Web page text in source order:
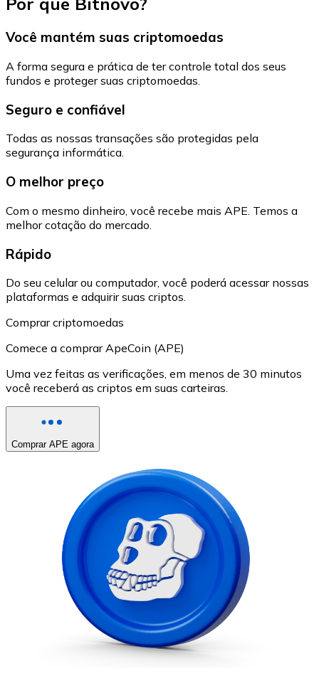
Você mantém suas criptomoedas
A forma segura e prática de ter controle total dos seus
fundos e proteger suas criptomoedas.
Seguro e confiável
Todas as nossas transações são protegidas pela
segurança informática.
O melhor preço
Com o mesmo dinheiro, você recebe mais APE. Temos a
melhor cotação do mercado.
Rápido
Do seu celular ou computador, você poderá acessar nossas
plataformas e adquirir suas criptos.
Comprar criptomoedas
Comece a comprar ApeCoin (APE)
Uma vez feitas as verificações, em menos de 30 minutos
você receberá as criptos em suas carteiras.
Comprar APE agora